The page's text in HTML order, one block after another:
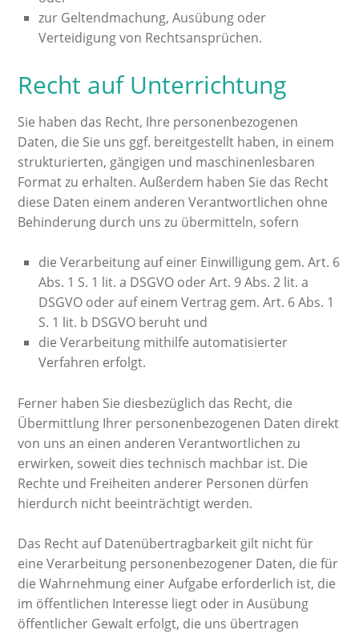
zur Geltendmachung, Ausübung oder
Verteidigung von Rechtsansprüchen.
Recht auf Unterrichtung
Sie haben das Recht, Ihre personenbezogenen
Daten, die Sie uns ggf. bereitgestellt haben, in einem
strukturierten, gängigen und maschinenlesbaren
Format zu erhalten. Außerdem haben Sie das Recht
diese Daten einem anderen Verantwortlichen ohne
Behinderung durch uns zu übermitteln, sofern
die Verarbeitung auf einer Einwilligung gem. Art. 6
Abs. 1 S. 1 lit. a DSGVO oder Art. 9 Abs. 2 lit. a
DSGVO oder auf einem Vertrag gem. Art. 6 Abs. 1
S. 1 lit. b DSGVO beruht und
die Verarbeitung mithilfe automatisierter
Verfahren erfolgt.
Ferner haben Sie diesbezüglich das Recht, die
Übermittlung Ihrer personenbezogenen Daten direkt
von uns an einen anderen Verantwortlichen zu
erwirken, soweit dies technisch machbar ist. Die
Rechte und Freiheiten anderer Personen dürfen
hierdurch nicht beeinträchtigt werden.
Das Recht auf Datenübertragbarkeit gilt nicht für
eine Verarbeitung personenbezogener Daten, die für
die Wahrnehmung einer Aufgabe erforderlich ist, die
im öffentlichen Interesse liegt oder in Ausübung
öffentlicher Gewalt erfolgt, die uns übertragen